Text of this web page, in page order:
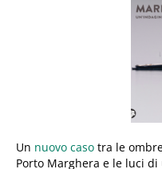
Un nuovo caso tra le
Porto Marghera e le luci